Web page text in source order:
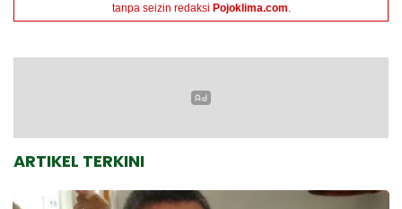
tanpa seizin redaksi Pojoklima.com.
ARTIKEL TERKINI